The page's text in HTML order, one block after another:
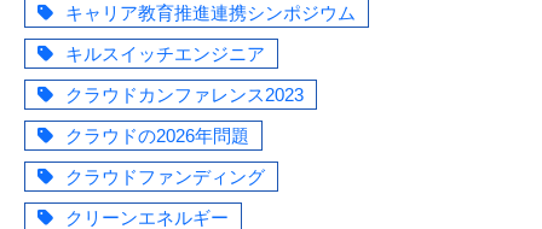
キャリア教育推進連携シンポジウム
キルスイッチエンジニア
クラウドカンファレンス2023
クラウドの2026年問題
クラウドファンディング
クリーンエネルギー